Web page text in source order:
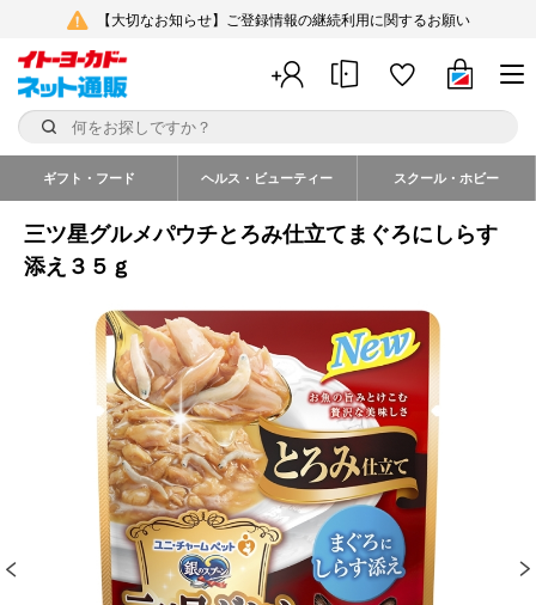
【大切なお知らせ】ご登録情報の継続利用に関するお願い
ギフト・フード ヘルス・ビューティー スクール・ホビー
三ツ星グルメパウチとろみ仕立てまぐろにしらす
添え３５ｇ